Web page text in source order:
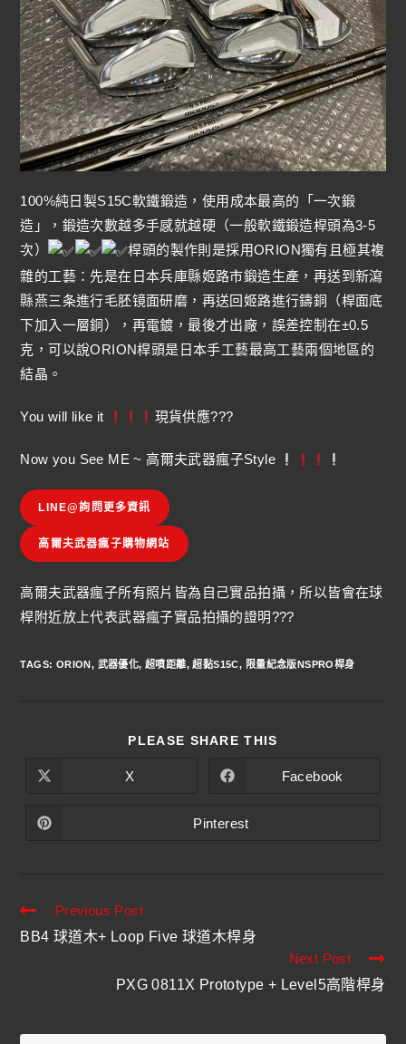
100%純日製S15C軟鐵鍛造，使用成本最高的「一次鍛
造」，鍛造次數越多手感就越硬（一般軟鐵鍛造桿頭為3-5
次）
桿頭的製作則是採用ORION獨有且極其複
雜的工藝：先是在日本兵庫縣姬路市鍛造生產，再送到新瀉
縣燕三条進行毛胚镜面研磨，再送回姬路進行鑄銅（桿面底
下加入一層銅），再電鍍，最後才出廠，誤差控制在±0.5
克，可以說ORION桿頭是日本手工藝最高工藝兩個地區的
結晶。
You will like it 現貨供應???
Now you See ME ~ 高爾夫武器瘋子Style
LINE@詢問更多資訊
高爾夫武器瘋子購物網站
高爾夫武器瘋子所有照片皆為自己實品拍攝，所以皆會在球
桿附近放上代表武器瘋子實品拍攝的證明???
TAGS: ORION, 武器優化, 超噴距離, 超黏S15C, 限量紀念版NSPRO桿身
PLEASE SHARE THIS
X Facebook
Pinterest
Previous Post
BB4 球道木+ Loop Five 球道木桿身
Next Post
PXG 0811X Prototype + Level5高階桿身